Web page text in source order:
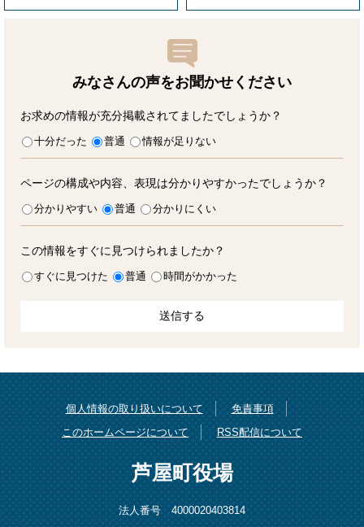
みなさんの声をお聞かせ ください
お求めの情報が充分掲載されてましたでしょうか？
十分だった 普通 情報が足りない
ページの構成や内容、表現は分かりやすかったでしょうか？
分かりやすい 普通 分かりにくい
この情報をすぐに見つけられましたか？
すぐに見つけた 普通 時間がかかった
個人情報の取り扱いについて
免責事項
このホームページについて
RSS配信について
芦屋町役場
法人番号 4000020403814